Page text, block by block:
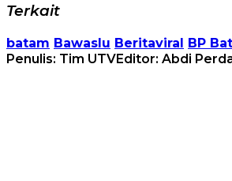
Terkait
batam Bawaslu Beritaviral BP
Penulis: Tim UTVEditor: Abdi